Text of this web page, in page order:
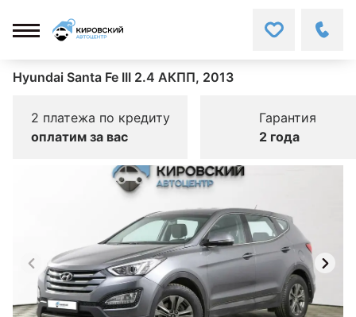
Hyundai Santa Fe III 2.4 АКПП, 2013
2 платежа по кредиту
оплатим за вас
Гарантия
2 года